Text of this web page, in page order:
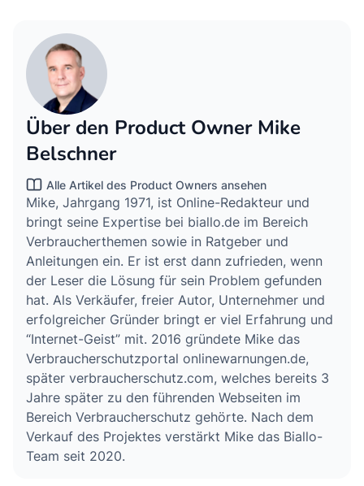
Über den Product Owner Mike
Belschner
Alle Artikel des Product Owners ansehen
Mike, Jahrgang 1971, ist Online-Redakteur und
bringt seine Expertise bei biallo.de im Bereich
Verbraucherthemen sowie in Ratgeber und
Anleitungen ein. Er ist erst dann zufrieden, wenn
der Leser die Lösung für sein Problem gefunden
hat. Als Verkäufer, freier Autor, Unternehmer und
erfolgreicher Gründer bringt er viel Erfahrung und
“Internet-Geist” mit. 2016 gründete Mike das
Verbraucherschutzportal onlinewarnungen.de,
später verbraucherschutz.com, welches bereits 3
Jahre später zu den führenden Webseiten im
Bereich Verbraucherschutz gehörte. Nach dem
Verkauf des Projektes verstärkt Mike das Biallo-
Team seit 2020.